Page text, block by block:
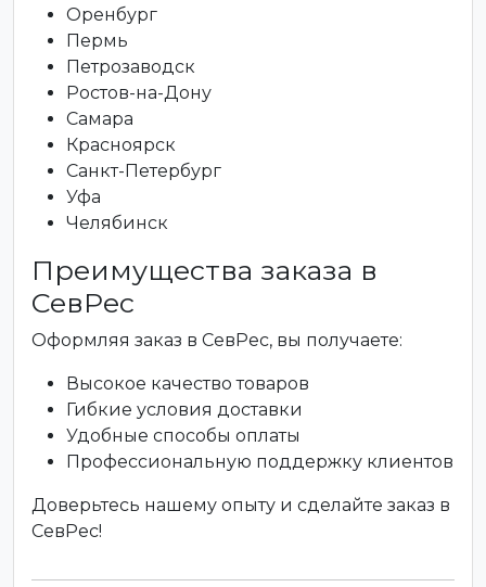
Оренбург
Пермь
Петрозаводск
Ростов-на-Дону
Самара
Красноярск
Санкт-Петербург
Уфа
Челябинск
Преимущества заказа в
СевРес
Оформляя заказ в СевРес, вы получаете:
Высокое качество товаров
Гибкие условия доставки
Удобные способы оплаты
Профессиональную поддержку клиентов
Доверьтесь нашему опыту и сделайте заказ в
СевРес!